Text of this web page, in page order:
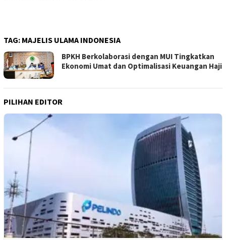
TAG: MAJELIS ULAMA INDONESIA
BPKH Berkolaborasi dengan MUI Tingkatkan
Ekonomi Umat dan Optimalisasi Keuangan Haji
PILIHAN EDITOR